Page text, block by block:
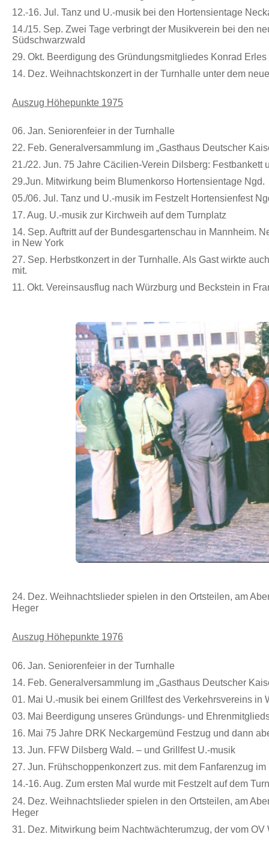
12.-16. Jul. Tanz und U.-musik bei den Hortensientage
14./15. Sep. Zwei Tage verbringt der Musikverein bei den
Südschwarzwald
29. Okt. Beerdigung des Gründungsmitgliedes Konrad Erles
14. Dez. Weihnachtskonzert in der Turnhalle unter dem
Auszug Höhepunkte 1975
06. Jan. Seniorenfeier in der Turnhalle
22. Feb. Generalversammlung im „Gasthaus Deutscher
21./22. Jun. 75 Jahre Cäcilien-Verein Dilsberg: Festbankett
29.Jun. Mitwirkung beim Blumenkorso Hortensientage Ngd.
05./06. Jul. Tanz und U.-musik im Festzelt Hortensienfest
17. Aug. U.-musik zur Kirchweih auf dem Turnplatz
14. Sep. Auftritt auf der Bundesgartenschau in Mannheim.
in New York
27. Sep. Herbstkonzert in der Turnhalle. Als Gast wirkte
mit.
11. Okt. Vereinsausflug nach Würzburg und Beckstein in
24. Dez. Weihnachtslieder spielen in den Ortsteilen, am
Heger
Auszug Höhepunkte 1976
06. Jan. Seniorenfeier in der Turnhalle
14. Feb. Generalversammlung im „Gasthaus Deutscher
01. Mai U.-musik bei einem Grillfest des Verkehrsvereins in
03. Mai Beerdigung unseres Gründungs- und
16. Mai 75 Jahre DRK Neckargemünd Festzug und dann
13. Jun. FFW Dilsberg Wald. – und Grillfest U.-musik
27. Jun. Frühschoppenkonzert zus. mit dem Fanfarenzug im
14.-16. Aug. Zum ersten Mal wurde mit Festzelt auf dem
24. Dez. Weihnachtslieder spielen in den Ortsteilen, am
Heger
31. Dez. Mitwirkung beim Nachtwächterumzug, der vom